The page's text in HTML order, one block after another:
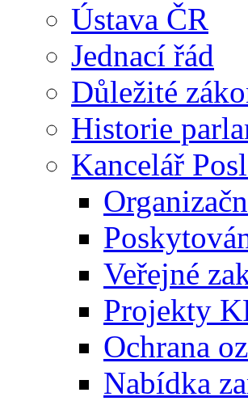
Ústava ČR
Jednací řád
Důležité
Historie
Kancelář
Veřejné
Projekty
Ochrana
Nabídka